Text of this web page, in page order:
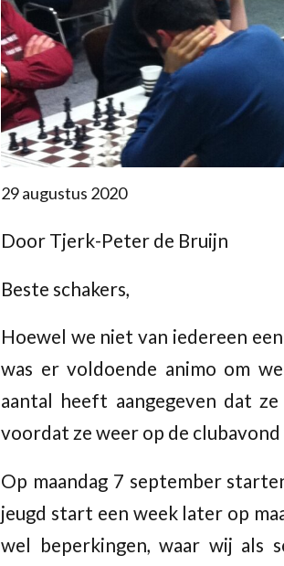
29 augustus 2020
Door Tjerk-Peter de Bruijn
Beste schakers,
Hoewel we niet van iedereen
was er voldoende animo om
aantal heeft aangegeven dat
voordat ze weer op de
Op maandag 7 september
jeugd start een week later op
wel beperkingen, waar wij als